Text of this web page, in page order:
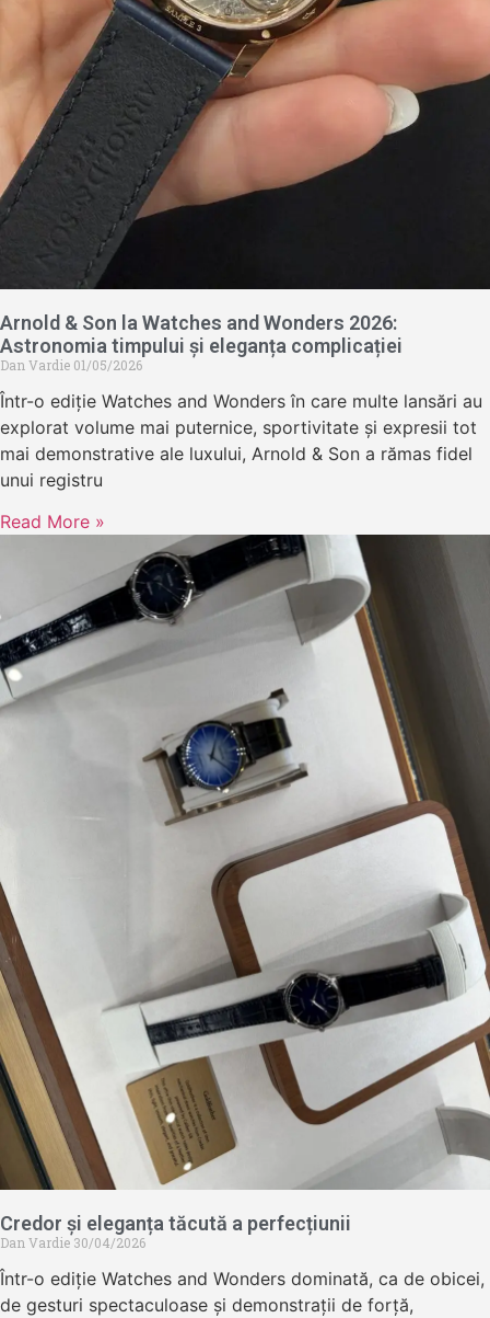
Arnold & Son la Watches and Wonders 2026:
Astronomia timpului și eleganța complicației
Dan Vardie 01/05/2026
Într-o ediție Watches and Wonders în care multe lansări au
explorat volume mai puternice, sportivitate și expresii tot
mai demonstrative ale luxului, Arnold & Son a rămas fidel
unui registru
Read More »
Credor și eleganța tăcută a perfecțiunii
Dan Vardie 30/04/2026
Într-o ediție Watches and Wonders dominată, ca de obicei,
de gesturi spectaculoase și demonstrații de forță,